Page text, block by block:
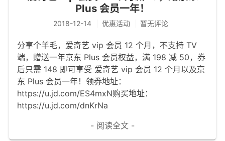
福利共享
其他页面
关于
只言片语
文章归档
谷歌站内搜索
留言板
Plus 会员一年！
2018-12-14 优惠活动 暂无评论
分享个羊毛，爱奇艺 vip 会员 12 个月，不支持 TV
端，赠送一年京东 Plus 会员权益，满 198 减 50，券
后只需 148 即可享受 爱奇艺 vip 会员 12 个月以及京
东 Plus 会员一年！领券地址：
https://u.jd.com/ES4mxN购买地址：
https://u.jd.com/dnKrNa
- 阅读全文 -